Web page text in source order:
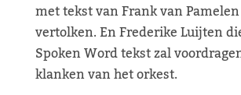
met tekst van Frank van
vertolken. En Frederike Luijten
Spoken Word tekst zal
klanken van het orkest.